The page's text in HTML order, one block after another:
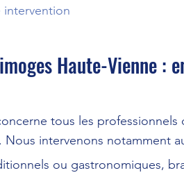
intervention
Haute-Vienne :
tous les professionnels
Nous intervenons notamment
ou gastronomiques,